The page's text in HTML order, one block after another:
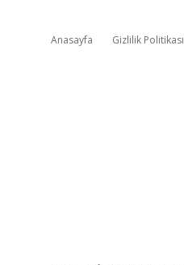
Anasayfa Gizlilik Politikası